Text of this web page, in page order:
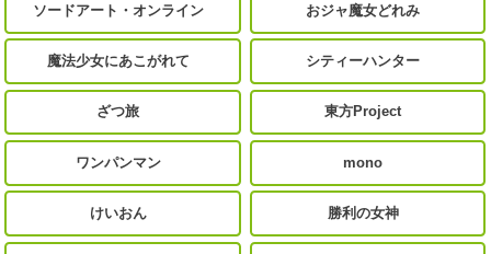
ソードアート・オンライン おジャ魔女どれみ
魔法少女にあこがれて シティーハンター
ざつ旅 東方Project
ワンパンマン mono
けいおん 勝利の女神